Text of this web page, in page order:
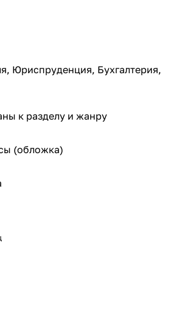
Юриспруденция, Бухгалтерия,
к разделу и жанру
(обложка)